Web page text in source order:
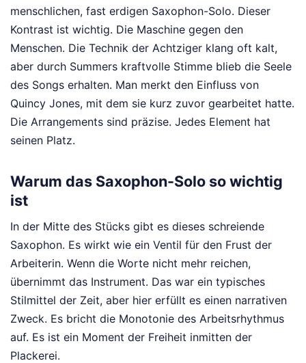
menschlichen, fast erdigen Saxophon-Solo. Dieser
Kontrast ist wichtig. Die Maschine gegen den
Menschen. Die Technik der Achtziger klang oft kalt,
aber durch Summers kraftvolle Stimme blieb die Seele
des Songs erhalten. Man merkt den Einfluss von
Quincy Jones, mit dem sie kurz zuvor gearbeitet hatte.
Die Arrangements sind präzise. Jedes Element hat
seinen Platz.
Warum das Saxophon-Solo so wichtig
ist
In der Mitte des Stücks gibt es dieses schreiende
Saxophon. Es wirkt wie ein Ventil für den Frust der
Arbeiterin. Wenn die Worte nicht mehr reichen,
übernimmt das Instrument. Das war ein typisches
Stilmittel der Zeit, aber hier erfüllt es einen narrativen
Zweck. Es bricht die Monotonie des Arbeitsrhythmus
auf. Es ist ein Moment der Freiheit inmitten der
Plackerei.